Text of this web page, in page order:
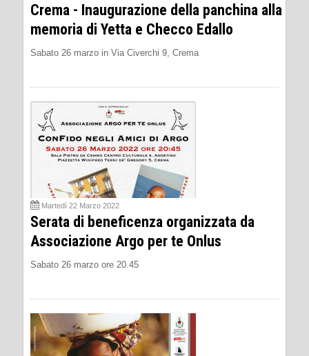
Crema - Inaugurazione della panchina alla
memoria di Yetta e Checco Edallo
Sabato 26 marzo in Via Civerchi 9, Crema
Martedì 22 Marzo 2022
Serata di beneficenza organizzata da
Associazione Argo per te Onlus
Sabato 26 marzo ore 20.45